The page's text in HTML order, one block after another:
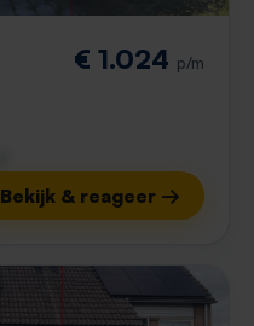
€ 1.024 p/m
Bekijk & reageer →